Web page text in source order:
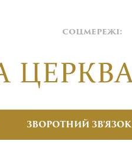
соцмережі:
ЗВОРОТНИЙ ЗВ’ЯЗОК